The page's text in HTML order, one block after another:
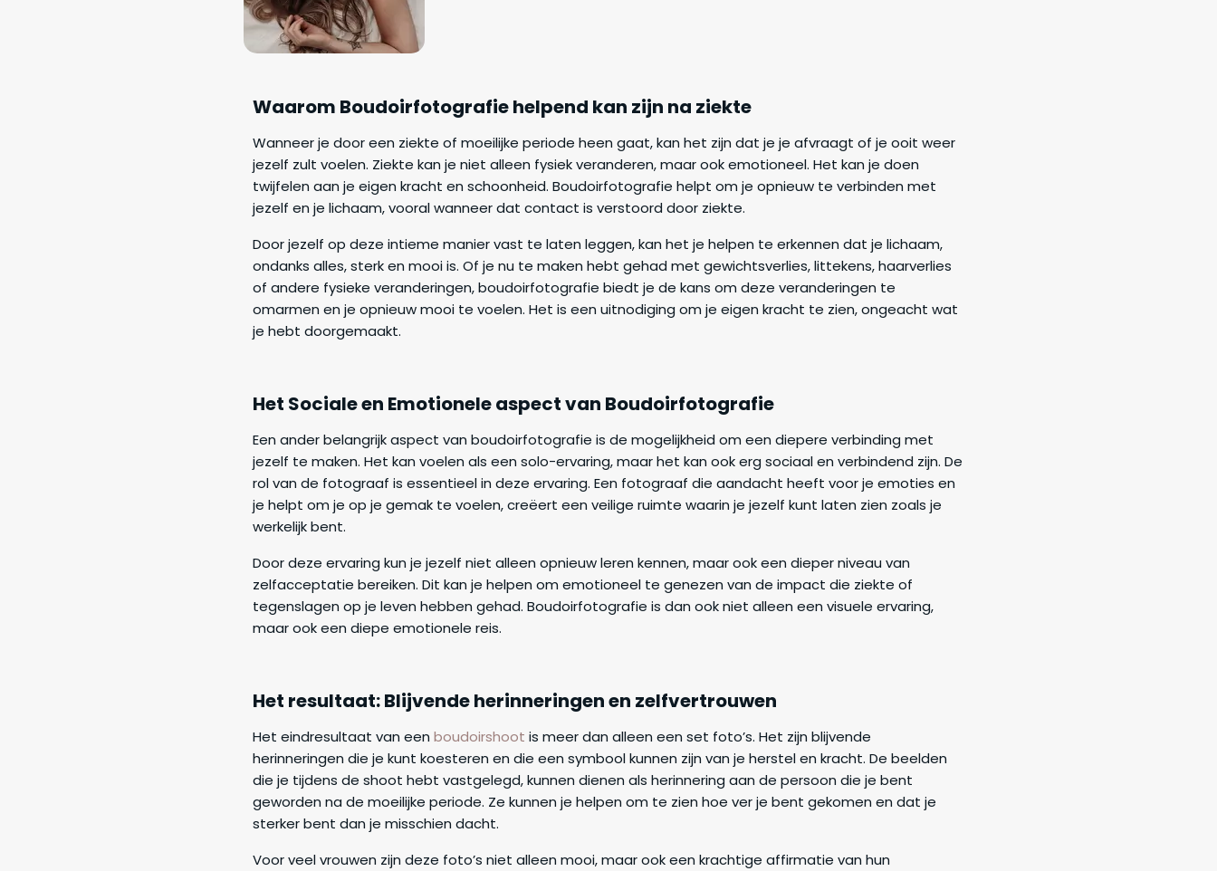
Waarom Boudoirfotografie helpend kan zijn na ziekte
Wanneer je door een ziekte of moeilijke periode heen gaat, kan het zijn dat je je afvraagt of je ooit weer
jezelf zult voelen. Ziekte kan je niet alleen fysiek veranderen, maar ook emotioneel. Het kan je doen
twijfelen aan je eigen kracht en schoonheid. Boudoirfotografie helpt om je opnieuw te verbinden met
jezelf en je lichaam, vooral wanneer dat contact is verstoord door ziekte.
Door jezelf op deze intieme manier vast te laten leggen, kan het je helpen te erkennen dat je lichaam,
ondanks alles, sterk en mooi is. Of je nu te maken hebt gehad met gewichtsverlies, littekens, haarverlies
of andere fysieke veranderingen, boudoirfotografie biedt je de kans om deze veranderingen te
omarmen en je opnieuw mooi te voelen. Het is een uitnodiging om je eigen kracht te zien, ongeacht wat
je hebt doorgemaakt.
Het Sociale en Emotionele aspect van Boudoirfotografie
Een ander belangrijk aspect van boudoirfotografie is de mogelijkheid om een diepere verbinding met
jezelf te maken. Het kan voelen als een solo-ervaring, maar het kan ook erg sociaal en verbindend zijn. De
rol van de fotograaf is essentieel in deze ervaring. Een fotograaf die aandacht heeft voor je emoties en
je helpt om je op je gemak te voelen, creëert een veilige ruimte waarin je jezelf kunt laten zien zoals je
werkelijk bent.
Door deze ervaring kun je jezelf niet alleen opnieuw leren kennen, maar ook een dieper niveau van
zelfacceptatie bereiken. Dit kan je helpen om emotioneel te genezen van de impact die ziekte of
tegenslagen op je leven hebben gehad. Boudoirfotografie is dan ook niet alleen een visuele ervaring,
maar ook een diepe emotionele reis.
Het resultaat: Blijvende herinneringen en zelfvertrouwen
Het eindresultaat van een boudoirshoot is meer dan alleen een set foto’s. Het zijn blijvende
herinneringen die je kunt koesteren en die een symbool kunnen zijn van je herstel en kracht. De beelden
die je tijdens de shoot hebt vastgelegd, kunnen dienen als herinnering aan de persoon die je bent
geworden na de moeilijke periode. Ze kunnen je helpen om te zien hoe ver je bent gekomen en dat je
sterker bent dan je misschien dacht.
Voor veel vrouwen zijn deze foto’s niet alleen mooi, maar ook een krachtige affirmatie van hun